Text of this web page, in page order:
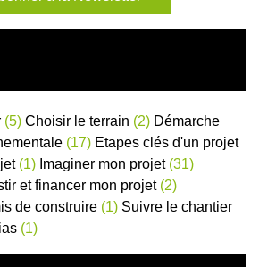
(5) Choisir le terrain (2) Démarche
(17) Etapes clés d'un projet
(1) Imaginer mon projet(31)
et financer mon projet(2)
de construire (1) Suivre le chantier
(1)